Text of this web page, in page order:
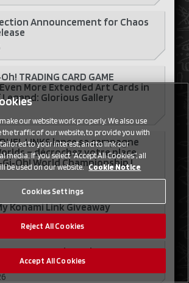
Announcement for Chaos
TRADING CARD GAME
More Extended Art Cards in
Glorious Gallery
LINKS lance sa campagne
– décrochez votre place
World Championship !
Konami Link Giveaway
DUEL LINKS 9th Anniversary EU
our website work properly. We also use
the traffic of our website, to provide you with
to your interest, and to link our
media. If you select “Accept All Cookies”, all
be used on our website. Cookie Notice
Cookies Settings
Reject All Cookies
Accept All Cookies